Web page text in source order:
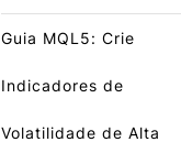
Guia MQL5: Crie
Indicadores de
Volatilidade de Alta